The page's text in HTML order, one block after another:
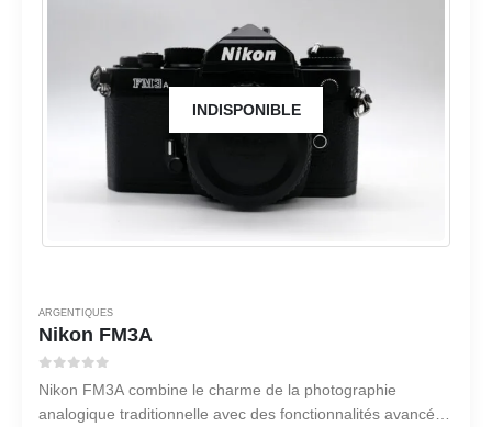
INDISPONIBLE
ARGENTIQUES
Nikon FM3A
Nikon FM3A combine le charme de la photographie
analogique traditionnelle avec des fonctionnalités avancées